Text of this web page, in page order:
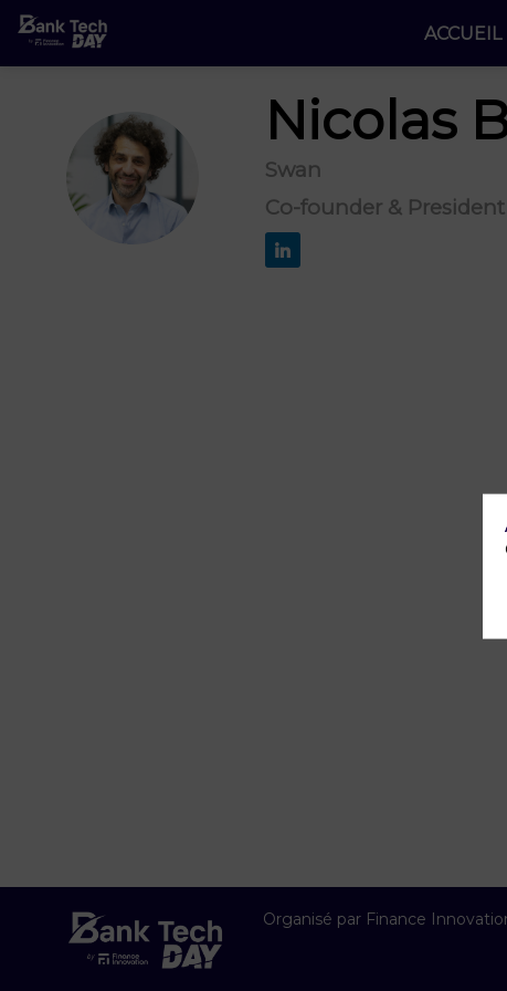
ACCUEIL
NB
Nicolas
Swan
Co-founder & President
Organisé par Finance